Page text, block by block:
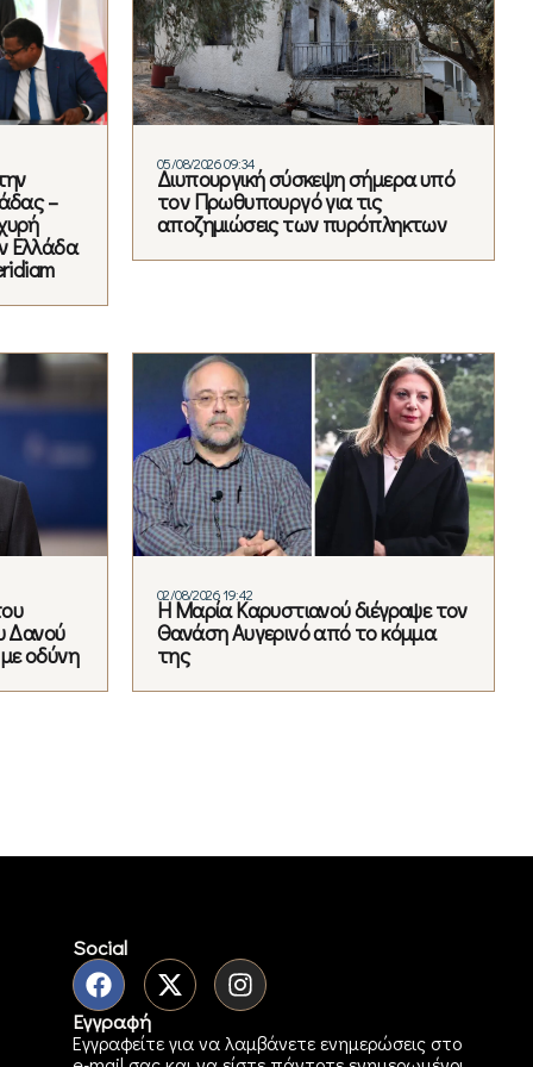
–
Ελλάδα
05/08/2026 09:34
Διυπουργική σύσκεψη σήμερα υπό
τον Πρωθυπουργό για τις
αποζημιώσεις των πυρόπληκτων
Δανού
με οδύνη
02/08/2026 19:42
Η Μαρία Καρυστιανού διέγραψε τον
Θανάση Αυγερινό από το κόμμα
της
Social
Εγγραφή
Εγγραφείτε για να λαμβάνετε ενημερώσεις στο